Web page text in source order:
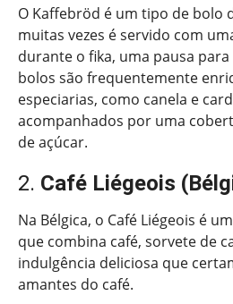
O Kaffebröd é um tipo de bolo
muitas vezes é servido com
durante o fika, uma pausa para
bolos são frequentemente
especiarias, como canela e
acompanhados por uma
de açúcar.
2. Café Liégeois
Na Bélgica, o Café Liégeois é
que combina café, sorvete de
indulgência deliciosa que
amantes do café.